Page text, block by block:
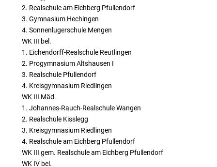
2. Realschule am Eichberg Pfullendorf
3. Gymnasium Hechingen
4. Sonnenlugerschule Mengen
WK III bel.
1. Eichendorff-Realschule Reutlingen
2. Progymnasium Altshausen I
3. Realschule Pfullendorf
4. Kreisgymnasium Riedlingen
WK III Mäd.
1. Johannes-Rauch-Realschule Wangen
2. Realschule Kisslegg
3. Kreisgymnasium Riedlingen
4. Realschule am Eichberg Pfullendorf
WK III gem. Realschule am Eichberg Pfullendorf
WK IV bel.